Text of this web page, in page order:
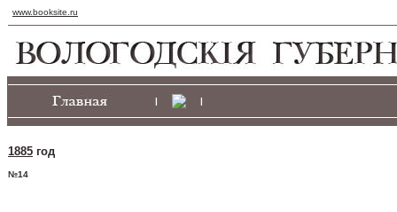
www.booksite.ru
| |
1885 год
№14